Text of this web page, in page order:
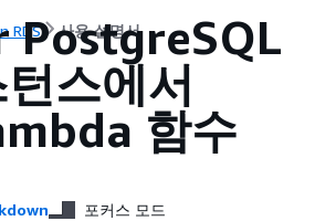
RDS 사용 설명서
PostgreSQL
스에서
함수
포커스 모드